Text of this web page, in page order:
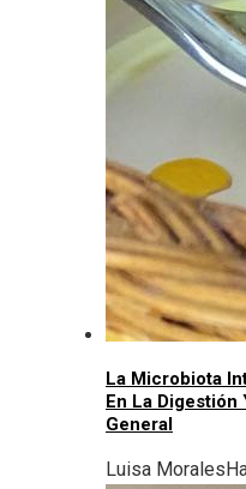
La Microbiota
En La Digestión
General
Luisa Morales